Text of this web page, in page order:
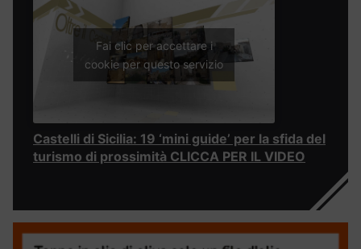
Fai clic per accettare i
cookie per questo servizio
Castelli di Sicilia: 19 ‘mini guide’ per la sfida del
turismo di prossimità CLICCA PER IL VIDEO